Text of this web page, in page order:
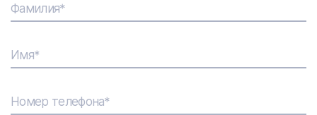
Фамилия*
Имя*
Номер телефона*